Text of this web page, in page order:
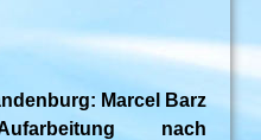
Marcel Barz
nach